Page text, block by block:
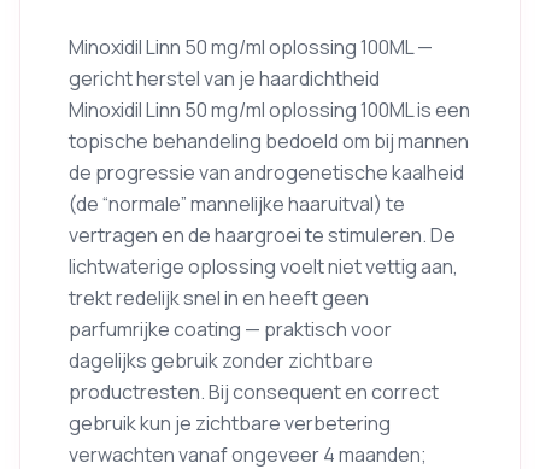
Minoxidil Linn 50 mg/ml oplossing 100ML —
gericht herstel van je haardichtheid
Minoxidil Linn 50 mg/ml oplossing 100ML is een
topische behandeling bedoeld om bij mannen
de progressie van androgenetische kaalheid
(de “normale” mannelijke haaruitval) te
vertragen en de haargroei te stimuleren. De
lichtwaterige oplossing voelt niet vettig aan,
trekt redelijk snel in en heeft geen
parfumrijke coating — praktisch voor
dagelijks gebruik zonder zichtbare
productresten. Bij consequent en correct
gebruik kun je zichtbare verbetering
verwachten vanaf ongeveer 4 maanden;